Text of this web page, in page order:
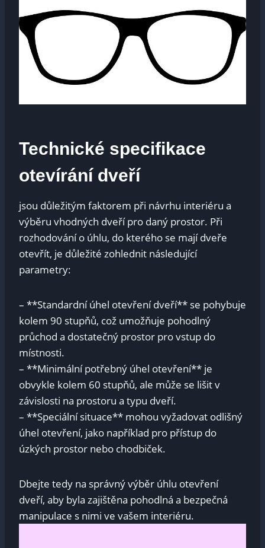
Technické specifikace
‌otevírání ⁣dveří
jsou ⁢důležitým faktorem při ⁢návrhu ‌interiéru a
výběru vhodných dveří pro daný prostor. Při
rozhodování o úhlu,⁣ do kterého se mají dveře
otevřít, je důležité zohlednit následující
parametry:
– **Standardní úhel otevření‌ dveří** se pohybuje
kolem 90 stupňů, což umožňuje pohodlný
‍průchod a dostatečný prostor pro vstup do
místnosti.
– **Minimální​ potřebný‌ úhel otevření** je
obvykle ⁤kolem 60 stupňů, ale může se ​lišit v⁣
závislosti ‍na prostoru ‌a typu dveří.
– **Speciální situace** mohou ‌vyžadovat‌ odlišný
úhel otevření, jako například pro přístup do
úzkých prostor nebo chodbiček.
Dbejte ⁣tedy na správný výběr úhlu otevření
dveří, aby⁣ byla zajištěna pohodlná a bezpečná
manipulace s nimi ve vašem⁢ interiéru.